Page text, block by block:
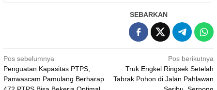
SEBARKAN
Navigasi
pos
Pos sebelumnya
Penguatan Kapasitas PTPS,
Panwascam Pamulang Berharap
Pos berikutnya
Truk Engkel Ringsek Setelah
Tabrak Pohon di Jalan Pahlawan